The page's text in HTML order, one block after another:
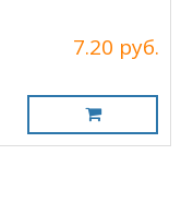
7.20 руб.